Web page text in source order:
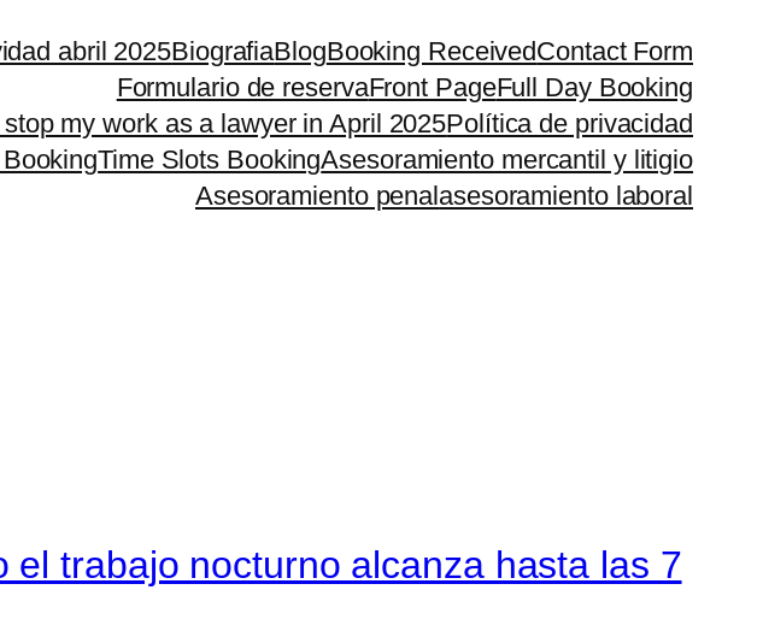
abril 2025BiografiaBlogBooking ReceivedContact Form
Formulario de reservaFront PageFull Day Booking
my work as a lawyer in April 2025Política de privacidad
Time Slots BookingAsesoramiento mercantil y litigio
Asesoramiento penalasesoramiento laboral
trabajo nocturno alcanza hasta las 7